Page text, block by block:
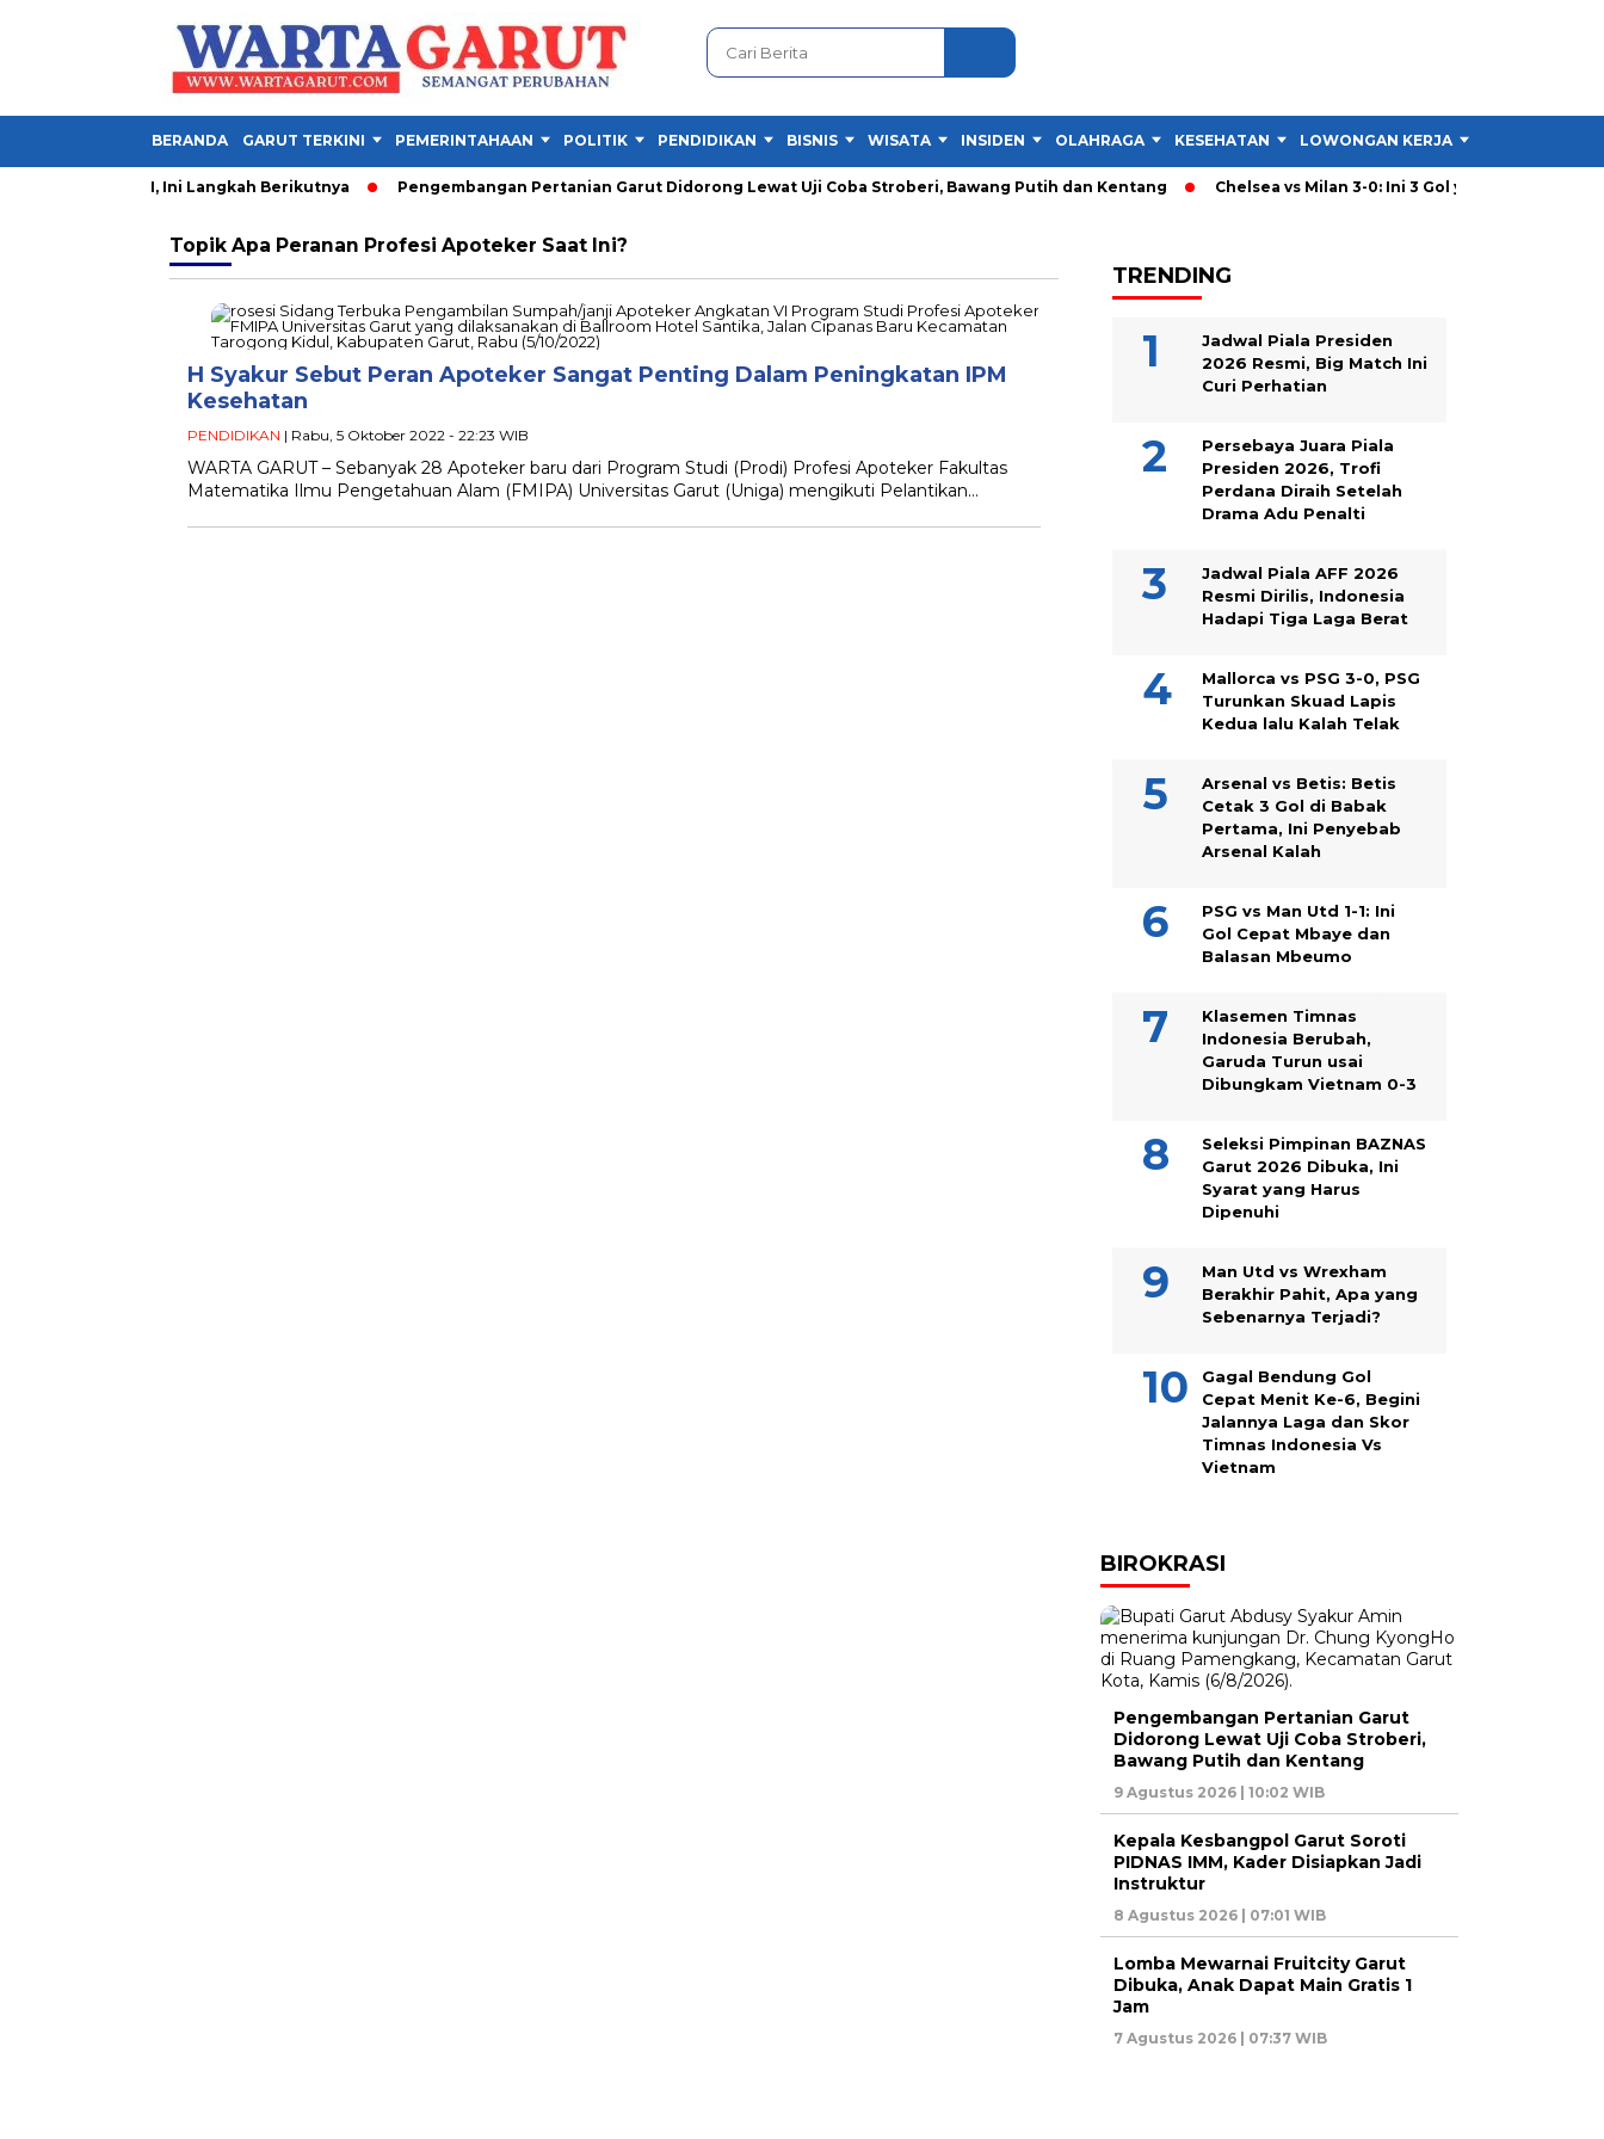
BERANDA GARUT TERKINI PEMERINTAHAAN POLITIK PENDIDIKAN BISNIS WISATA INSIDEN OLAHRAGA KESEHATAN LOWONGAN KERJA
UNJANI, Ini Langkah Berikutnya Pengembangan Pertanian Garut Didorong Lewat Uji Coba Stroberi, Bawang Putih dan Kentang Chelsea vs Milan 3-0: Ini 3 Gol yang Hancurkan
Topik Apa Peranan Profesi Apoteker Saat Ini?
H Syakur Sebut Peran Apoteker Sangat Penting Dalam Peningkatan IPM
Kesehatan
PENDIDIKAN | Rabu, 5 Oktober 2022 - 22:23 WIB
WARTA GARUT – Sebanyak 28 Apoteker baru dari Program Studi (Prodi) Profesi Apoteker Fakultas
Matematika Ilmu Pengetahuan Alam (FMIPA) Universitas Garut (Uniga) mengikuti Pelantikan…
TRENDING
Jadwal Piala Presiden
2026 Resmi, Big Match Ini
Curi Perhatian
Persebaya Juara Piala
Presiden 2026, Trofi
Perdana Diraih Setelah
Drama Adu Penalti
Jadwal Piala AFF 2026
Resmi Dirilis, Indonesia
Hadapi Tiga Laga Berat
Mallorca vs PSG 3-0, PSG
Turunkan Skuad Lapis
Kedua lalu Kalah Telak
Arsenal vs Betis: Betis
Cetak 3 Gol di Babak
Pertama, Ini Penyebab
Arsenal Kalah
PSG vs Man Utd 1-1: Ini
Gol Cepat Mbaye dan
Balasan Mbeumo
Klasemen Timnas
Indonesia Berubah,
Garuda Turun usai
Dibungkam Vietnam 0-3
Seleksi Pimpinan BAZNAS
Garut 2026 Dibuka, Ini
Syarat yang Harus
Dipenuhi
Man Utd vs Wrexham
Berakhir Pahit, Apa yang
Sebenarnya Terjadi?
Gagal Bendung Gol
Cepat Menit Ke-6, Begini
Jalannya Laga dan Skor
Timnas Indonesia Vs
Vietnam
BIROKRASI
Pengembangan Pertanian Garut
Didorong Lewat Uji Coba Stroberi,
Bawang Putih dan Kentang
9 Agustus 2026 | 10:02 WIB
Kepala Kesbangpol Garut Soroti
PIDNAS IMM, Kader Disiapkan Jadi
Instruktur
8 Agustus 2026 | 07:01 WIB
Lomba Mewarnai Fruitcity Garut
Dibuka, Anak Dapat Main Gratis 1
Jam
7 Agustus 2026 | 07:37 WIB